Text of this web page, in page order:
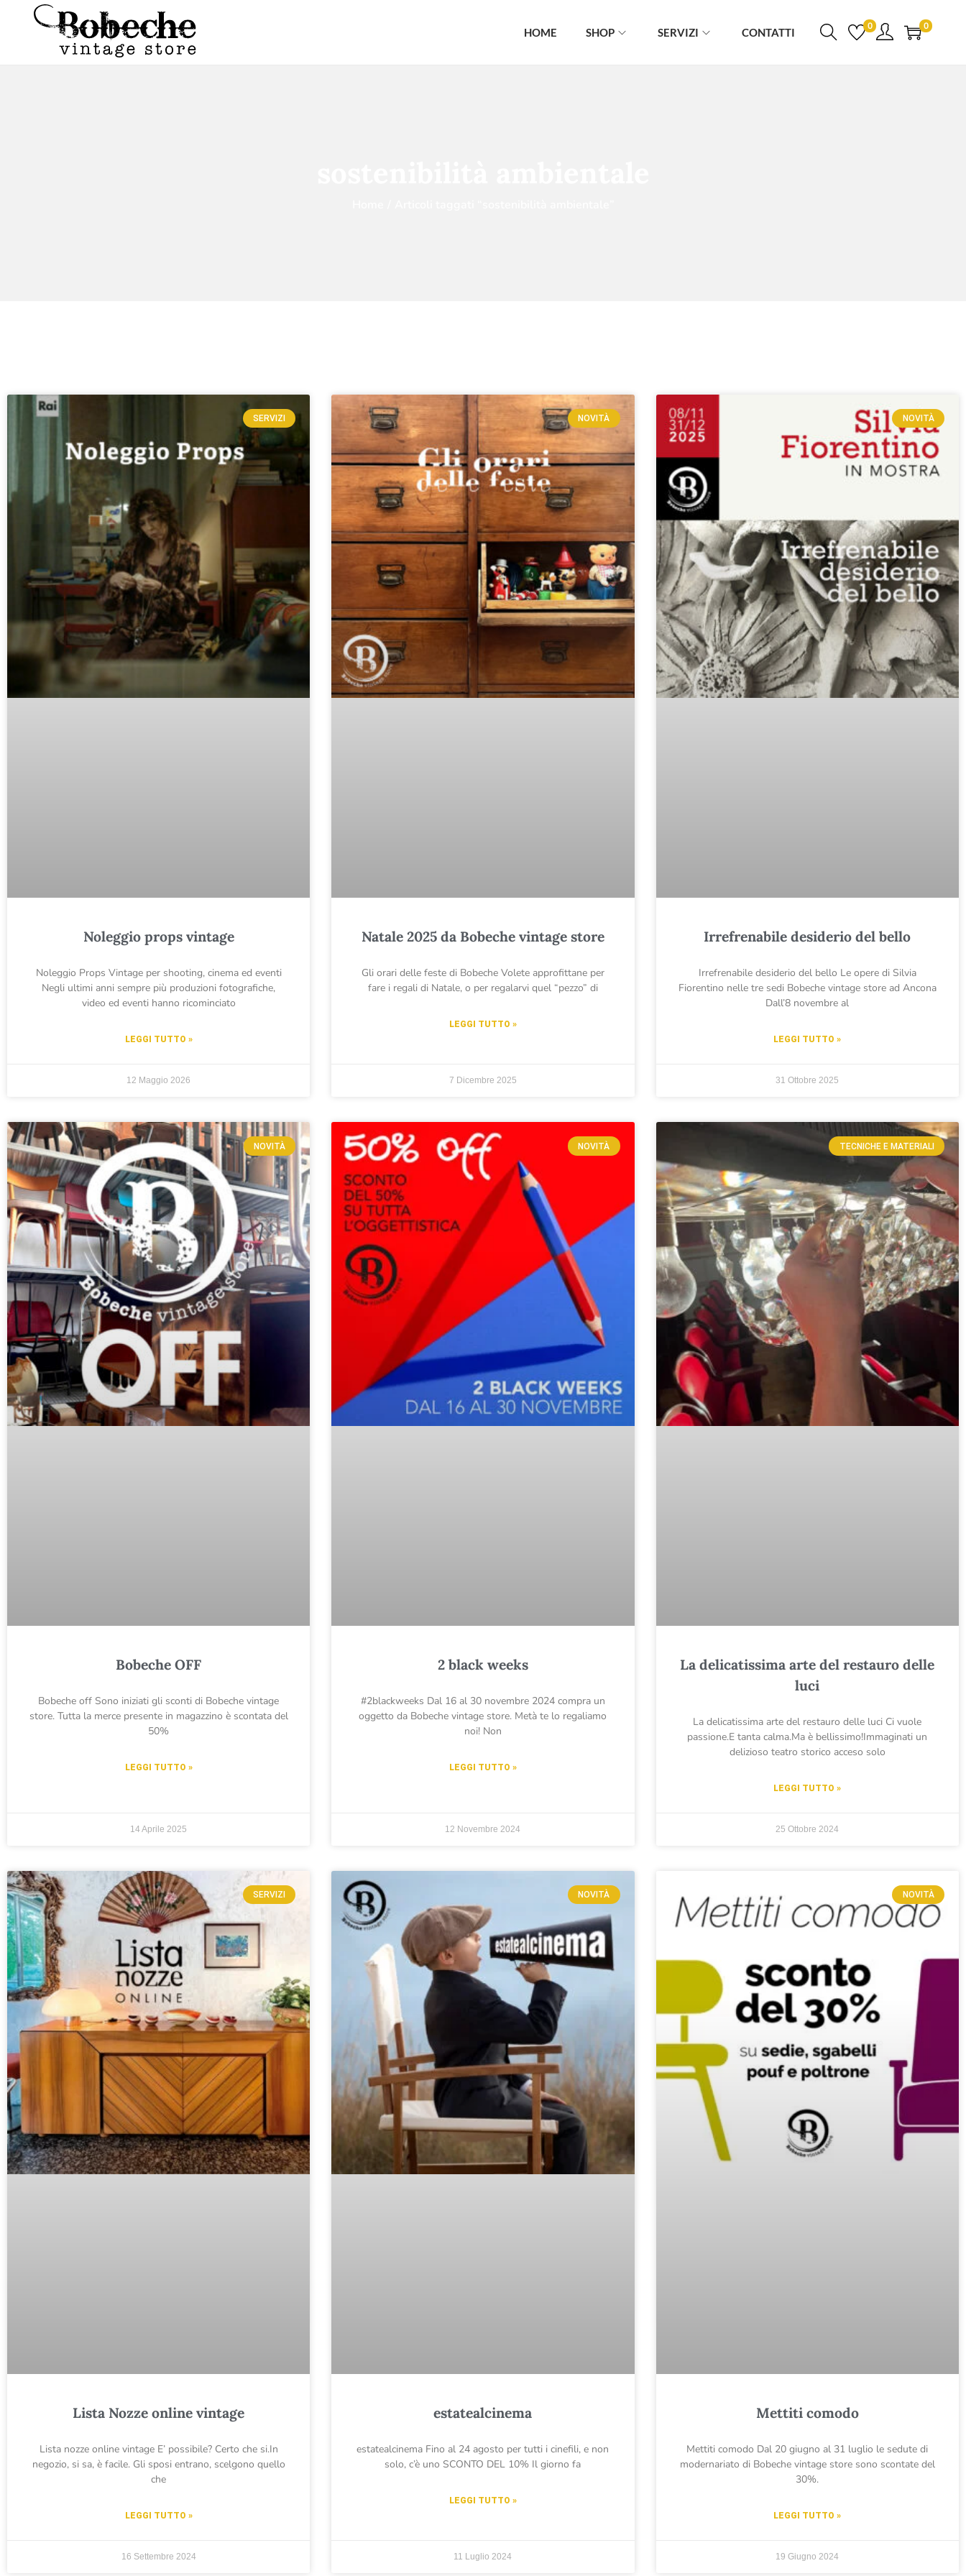
HOME SHOP SERVIZI CONTATTI 0 0
SERVIZI
Noleggio props vintage
Noleggio Props Vintage per shooting, cinema ed eventi
Negli ultimi anni sempre più produzioni fotografiche,
video ed eventi hanno ricominciato
LEGGI TUTTO »
12 Maggio 2026
NOVITÀ
Natale 2025 da Bobeche vintage store
Gli orari delle feste di Bobeche Volete approfittane per
fare i regali di Natale, o per regalarvi quel “pezzo” di
LEGGI TUTTO »
7 Dicembre 2025
NOVITÀ
Irrefrenabile desiderio del bello
Irrefrenabile desiderio del bello Le opere di Silvia
Fiorentino nelle tre sedi Bobeche vintage store ad Ancona
Dall’8 novembre al
LEGGI TUTTO »
31 Ottobre 2025
NOVITÀ
Bobeche OFF
Bobeche off Sono iniziati gli sconti di Bobeche vintage
store. Tutta la merce presente in magazzino è scontata del
50%
LEGGI TUTTO »
14 Aprile 2025
NOVITÀ
2 black weeks
#2blackweeks Dal 16 al 30 novembre 2024 compra un
oggetto da Bobeche vintage store. Metà te lo regaliamo
noi! Non
LEGGI TUTTO »
12 Novembre 2024
TECNICHE E MATERIALI
La delicatissima arte del restauro delle
luci
La delicatissima arte del restauro delle luci Ci vuole
passione.E tanta calma.Ma è bellissimo!Immaginati un
delizioso teatro storico acceso solo
LEGGI TUTTO »
25 Ottobre 2024
SERVIZI
Lista Nozze online vintage
Lista nozze online vintage E’ possibile? Certo che si.In
negozio, si sa, è facile. Gli sposi entrano, scelgono quello
che
LEGGI TUTTO »
16 Settembre 2024
NOVITÀ
estatealcinema
estatealcinema Fino al 24 agosto per tutti i cinefili, e non
solo, c’è uno SCONTO DEL 10% Il giorno fa
LEGGI TUTTO »
11 Luglio 2024
NOVITÀ
Mettiti comodo
Mettiti comodo Dal 20 giugno al 31 luglio le sedute di
modernariato di Bobeche vintage store sono scontate del
30%.
LEGGI TUTTO »
19 Giugno 2024